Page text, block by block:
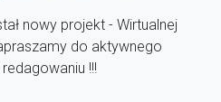
nowy projekt - Wirtualnej
do aktywnego
redagowaniu !!!